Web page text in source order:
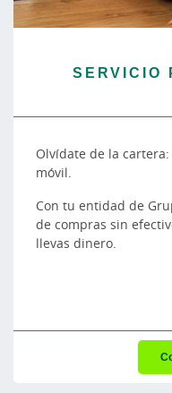
SERVICIO
Olvídate de la
móvil.
Con tu entidad de
de compras sin
llevas dinero.